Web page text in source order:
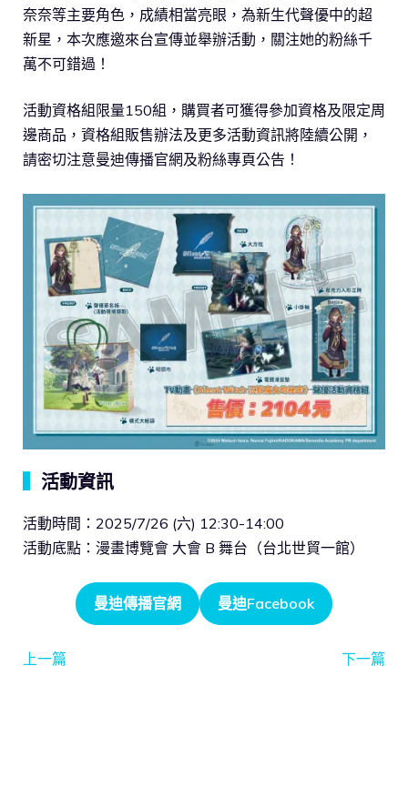
奈奈等主要角色，成績相當亮眼，為新生代聲優中的超
新星，本次應邀來台宣傳並舉辦活動，關注她的粉絲千
萬不可錯過！
活動資格組限量150組，購買者可獲得參加資格及限定周
邊商品，資格組販售辦法及更多活動資訊將陸續公開，
請密切注意曼迪傳播官網及粉絲專頁公告！
活動資訊
活動時間：2025/7/26 (六) 12:30-14:00
活動底點：漫畫博覽會 大會 B 舞台（台北世貿一館）
曼迪傳播官網 曼迪Facebook
上一篇 下一篇